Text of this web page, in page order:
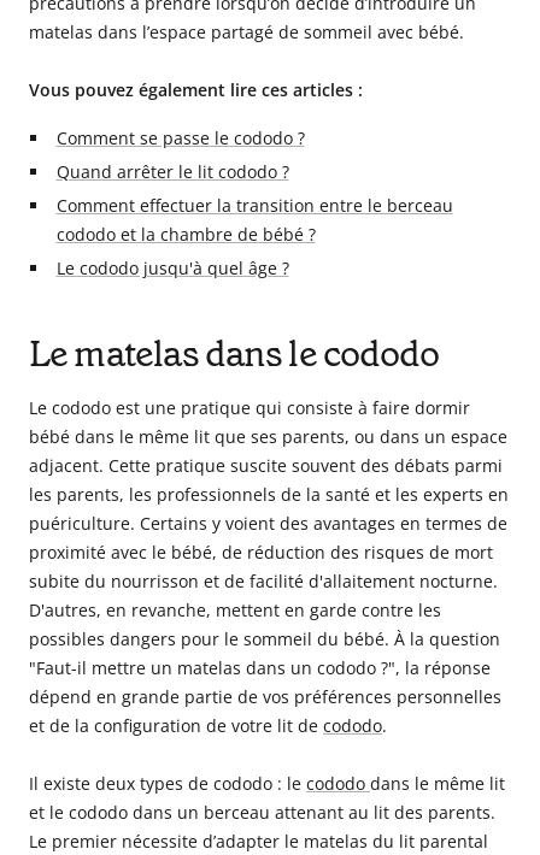
matelas dans l’espace partagé de sommeil avec bébé.
Vous pouvez également lire ces articles :
Comment se passe le cododo ?
Quand arrêter le lit cododo ?
Comment effectuer la transition entre le berceau
cododo et la chambre de bébé ?
Le cododo jusqu'à quel âge ?
Le matelas dans le cododo
Le cododo est une pratique qui consiste à faire dormir
bébé dans le même lit que ses parents, ou dans un espace
adjacent. Cette pratique suscite souvent des débats parmi
les parents, les professionnels de la santé et les experts en
puériculture. Certains y voient des avantages en termes de
proximité avec le bébé, de réduction des risques de mort
subite du nourrisson et de facilité d'allaitement nocturne.
D'autres, en revanche, mettent en garde contre les
possibles dangers pour le sommeil du bébé. À la question
"Faut-il mettre un matelas dans un cododo ?", la réponse
dépend en grande partie de vos préférences personnelles
et de la configuration de votre lit de cododo.
Il existe deux types de cododo : le cododo dans le même lit
et le cododo dans un berceau attenant au lit des parents.
Le premier nécessite d’adapter le matelas du lit parental